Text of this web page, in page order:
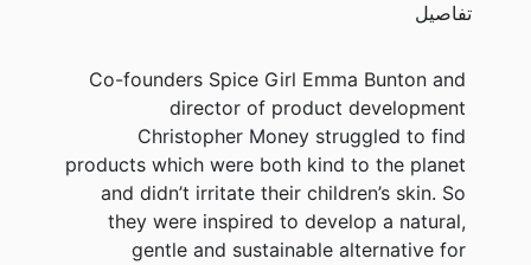
تفاصيل
Co-founders Spice Girl Emma Bunton and
director of product development
Christopher Money struggled to find
products which were both kind to the planet
and didn’t irritate their children’s skin. So
they were inspired to develop a natural,
gentle and sustainable alternative for